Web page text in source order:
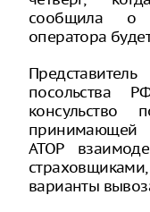
сообщила о
оператора
посольства
консульство
принимающей
АТОР
варианты